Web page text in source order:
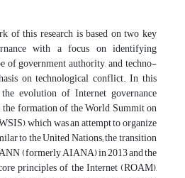
of this research is based on two key
with a focus on identifying
of government authority, and techno-
on technological conflict. In this
evolution of Internet governance
the formation of the World Summit on
which was an attempt to organize
to the United Nations; the transition
(formerly AIANA) in 2013 and the
principles of the Internet (ROAM),